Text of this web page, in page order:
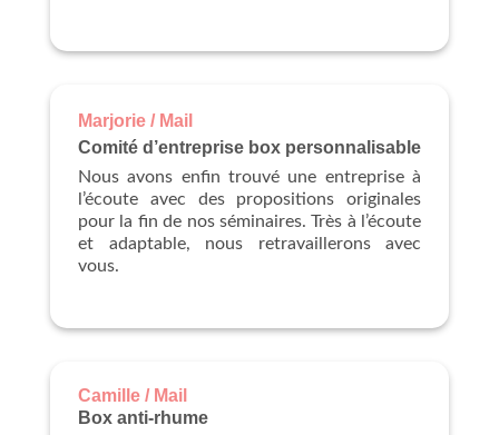
Marjorie / Mail
Comité d’entreprise box personnalisable
Nous avons enfin trouvé une entreprise à
l’écoute avec des propositions originales
pour la fin de nos séminaires. Très à l’écoute
et adaptable, nous retravaillerons avec
vous.
Camille / Mail
Box anti-rhume